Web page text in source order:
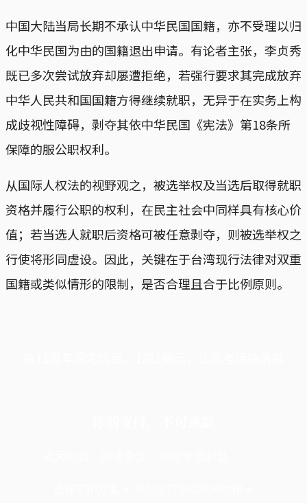
中国大陆当局长期不承认中华民国国籍，亦不受理以归
化中华民国为由的国籍退出申请。有论者主张，李贞秀
既已多次尝试放弃却屡遭拒绝，若强行要求其完成放弃
中华人民共和国国籍方得继续就职，无异于在实务上构
成歧视性障碍，剥夺其依中华民国《宪法》第18条所
保障的服公职权利。
从国际人权法的视野观之，被选举权及当选后取得就职
资格并履行公职的权利，在民主社会中同样具有核心价
值；若当选人就职后资格可被任意剥夺，则被选举权之
行使将形同虚设。因此，关键在于台湾现行法律对双重
国籍或类似情形的限制，是否合理且合于比例原则。